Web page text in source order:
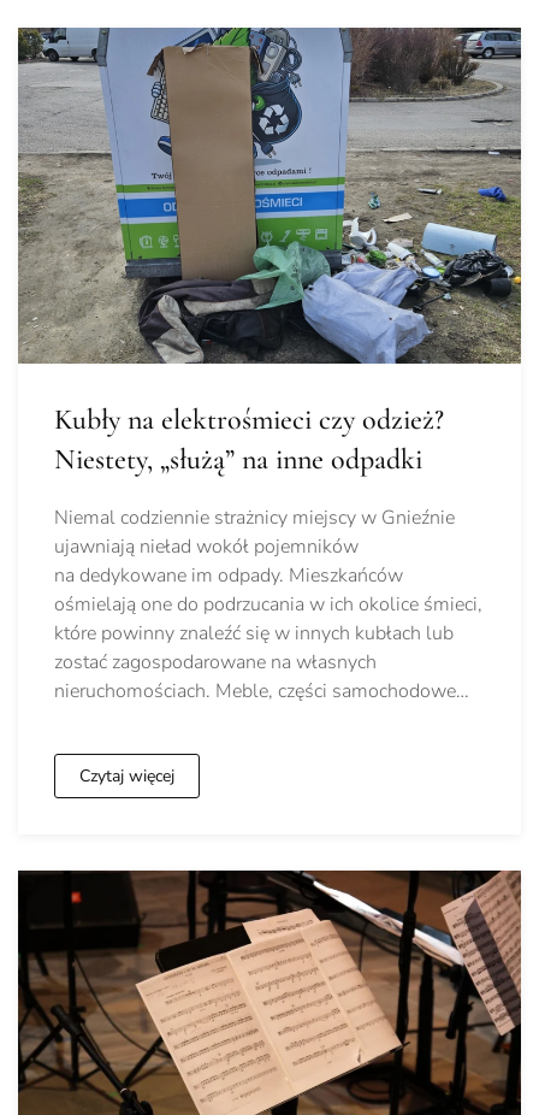
Kubły na elektrośmieci czy odzież?
Niestety, „służą” na inne odpadki
Niemal codziennie strażnicy miejscy w Gnieźnie
ujawniają nieład wokół pojemników
na dedykowane im odpady. Mieszkańców
ośmielają one do podrzucania w ich okolice śmieci,
które powinny znaleźć się w innych kubłach lub
zostać zagospodarowane na własnych
nieruchomościach. Meble, części samochodowe…
Czytaj więcej